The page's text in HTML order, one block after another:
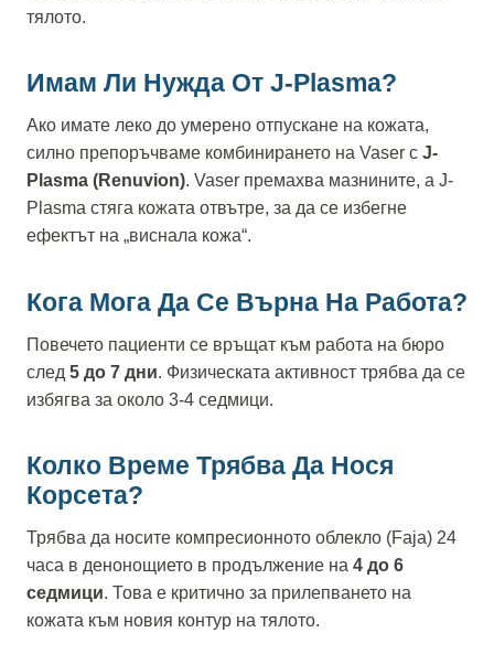
тялото.
Имам Ли Нужда От J-Plasma?
Ако имате леко до умерено отпускане на кожата,
силно препоръчваме комбинирането на Vaser с J-
Plasma (Renuvion). Vaser премахва мазнините, а J-
Plasma стяга кожата отвътре, за да се избегне
ефектът на „виснала кожа“.
Кога Мога Да Се Върна На Работа?
Повечето пациенти се връщат към работа на бюро
след 5 до 7 дни. Физическата активност трябва да се
избягва за около 3-4 седмици.
Колко Време Трябва Да Нося
Корсета?
Трябва да носите компресионното облекло (Faja) 24
часа в денонощието в продължение на 4 до 6
седмици. Това е критично за прилепването на
кожата към новия контур на тялото.